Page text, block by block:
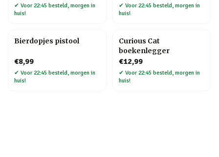
✔ Voor 22:45 besteld, morgen in
huis!
✔ Voor 22:45 besteld, morgen in
huis!
Bierdopjes pistool
€8,99
✔ Voor 22:45 besteld, morgen in
huis!
Curious Cat
boekenlegger
€12,99
✔ Voor 22:45 besteld, morgen in
huis!